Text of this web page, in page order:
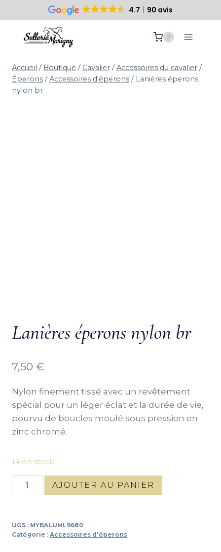
4.7 90 avis
10 ans d’expertise
Paiement sécurisé
0
Accueil / Boutique / Cavalier / Accessoires du cavalier /
Éperons / Accessoires d'éperons / Lanières éperons
nylon br
Lanières éperons nylon br
7,50 €
Nylon finement tissé avec un revêtement
spécial pour un léger éclat et la durée de vie,
pourvu de boucles moulé sous pression en
zinc chromé.
14 en stock
quantité
de
éperons
nylon
AJOUTER AU PANIER
UGS : MYBALUML9680
Catégorie : Accessoires d'éperons